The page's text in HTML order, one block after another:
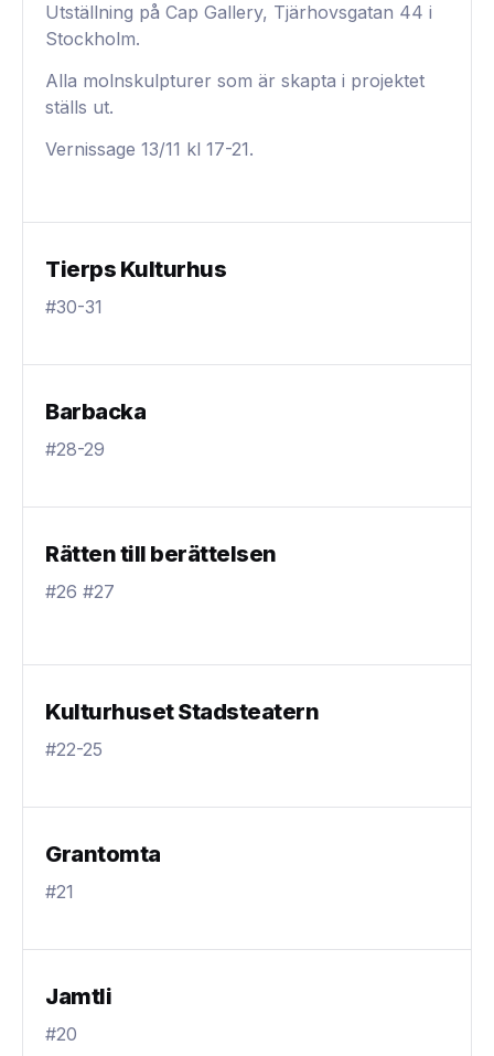
Utställning på Cap Gallery, Tjärhovsgatan 44 i
Stockholm.
Alla molnskulpturer som är skapta i projektet
ställs ut.
Vernissage 13/11 kl 17-21.
Tierps Kulturhus
#30-31
Barbacka
#28-29
Rätten till berättelsen
#26 #27
Kulturhuset Stadsteatern
#22-25
Grantomta
#21
Jamtli
#20